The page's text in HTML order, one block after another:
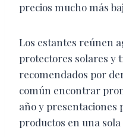
precios mucho más
Los estantes reúnen
protectores solares y
recomendados por
común encontrar
año y presentaciones
productos en una